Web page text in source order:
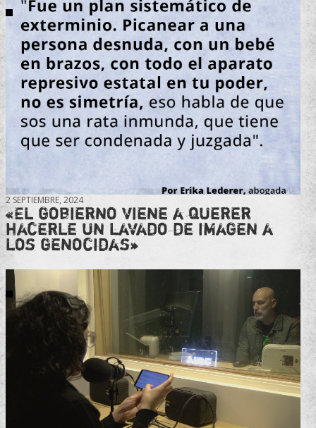
2 SEPTIEMBRE, 2024
«El gobierno viene a querer
hacerle un lavado de imagen a
los genocidas»